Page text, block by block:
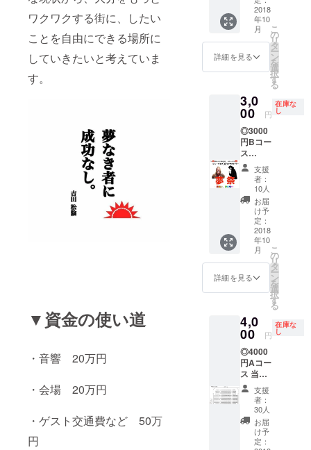
ワクワクする街に、したい
ことを自由にできる場所に
していきたいと考えていま
す。
▼資金の使い道
・音響 20万円
・会場 20万円
・ゲスト交通費など 50万
円
ホテル
二泊＋
滞在中
の食費
＋打ち
上げ参
加権 …
2018
年10
月
詳細を見る
こ
の
リ
タ
ー
ン
を
選
択
す
る
3,0
00 円
在庫な
し
◎3000
円Bコー
ス
ジョー
くん＋
サグワ
くん参
加の当
イベン
トのス
タッフ
をでき
る権
利…10
人
支援
者：
10人
お届
け予
定：
2018
年10
月
詳細を見る
こ
の
リ
タ
ー
ン
を
選
択
す
る
4,0
00 円
在庫な
し
◎4000
円Aコー
ス 当イ
ベント
プレミ
アムチ
ケッ
ト…30
支援
者：
30人
お届
け予
定：